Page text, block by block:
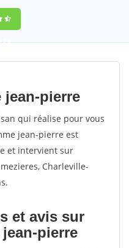
73
jean-pierre
qui réalise pour vous
jean-pierre est
et intervient sur
Charleville-
et avis sur
pierre